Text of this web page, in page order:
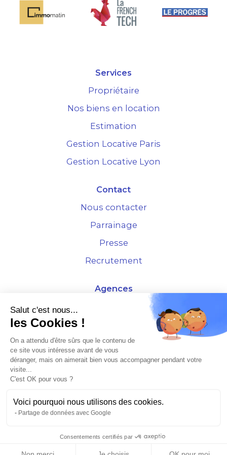
Services
Propriétaire
Nos biens en location
Estimation
Gestion Locative Paris
Gestion Locative Lyon
Contact
Nous contacter
Parrainage
Presse
Recrutement
Agences
4 Rue de la Bourse - 69001 Lyon
10 rue d'Austerlitz - 75012 Paris
À L'HORIZON 2025
©2026 Plusse. Tous droits réservés.
Salut c'est nous...
les Cookies !
On a attendu d'être sûrs que le contenu de
ce site vous intéresse avant de vous
déranger, mais on aimerait bien vous accompagner pendant votre
visite...
C'est OK pour vous ?
Voici pourquoi nous utilisons des cookies.
Partage de données avec Google
Consentements certifiés par